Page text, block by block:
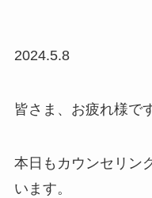
2024.5.8
皆さま、お疲れ様で
本日もカウンセリン
います。